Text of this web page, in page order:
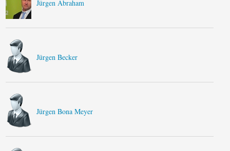
Jürgen Abraham
Jürgen Becker
Jürgen Bona Meyer